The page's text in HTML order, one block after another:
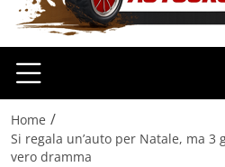
Home /
Si regala un’auto per Natale, ma
vero dramma